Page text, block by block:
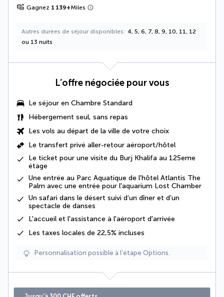
Gagnez 1 139+Miles
Autres durées de séjour disponibles
4, 5, 6, 7, 8, 9, 10, 11, 12
ou 13 nuits
L’offre négociée pour vous
Le séjour en Chambre Standard
Hébergement seul, sans repas
Les vols au départ de la ville de votre choix
Le transfert privé aller-retour aéroport/hôtel
Le ticket pour une visite du Burj Khalifa au 125eme
étage
Une entrée au Parc Aquatique de l'hôtel Atlantis The
Palm avec une entrée pour l'aquarium Lost Chamber
Un safari dans le désert suivi d’un dîner et d’un
spectacle de danses
L'accueil et l'assistance à l'aéroport d'arrivée
Les taxes locales de 22,5% incluses
Personnalisation possible à l’étape Options.